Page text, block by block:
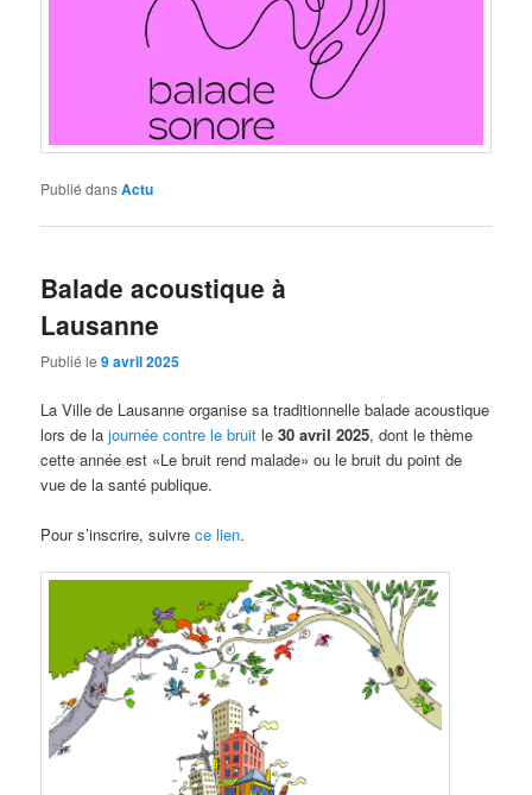
Publié dansActu
Balade acoustique à
Lausanne
Publié le9 avril 2025
La Ville de Lausanne organise sa traditionnelle balade acoustique
lors de lajournée contre le bruit le30 avril 2025, dont le thème
cette année est «Le bruit rend malade» ou le bruit du point de
vue de la santé publique.
Pour s’inscrire, suivrece lien.